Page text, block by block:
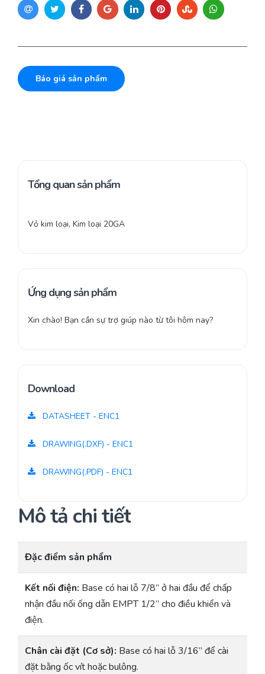
Báo giá sản phẩm
Tổng quan sản phẩm
Vỏ kim loại, Kim loại 20GA
Ứng dụng sản phẩm
Xin chào! Bạn cần sự trợ giúp nào từ tôi hôm nay?
Download
DATASHEET - ENC1
DRAWING(.DXF) - ENC1
DRAWING(.PDF) - ENC1
Mô tả chi tiết
Đặc điểm sản phẩm
Kết nối điện: Base có hai lỗ 7/8” ở hai đầu để chấp
nhận đầu nối ống dẫn EMPT 1/2” cho điều khiển và
điện.
Chân cài đặt (Cơ sở): Base có hai lỗ 3/16” để cài
đặt bằng ốc vít hoặc bulông.